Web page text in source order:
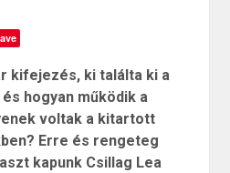
kifejezés, ki találta ki a
hogyan működik a
voltak a kitartott
Erre és rengeteg
kapunk Csillag Lea